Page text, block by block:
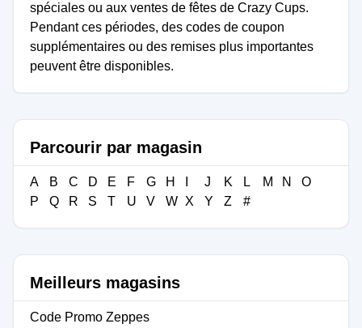
spéciales ou aux ventes de fêtes de Crazy Cups.
Pendant ces périodes, des codes de coupon
supplémentaires ou des remises plus importantes
peuvent être disponibles.
Parcourir par magasin
A B C D E F G H J K L M N
O
P
Q R S T U V W X Y Z #
Meilleurs magasins
Code Promo Zeppes